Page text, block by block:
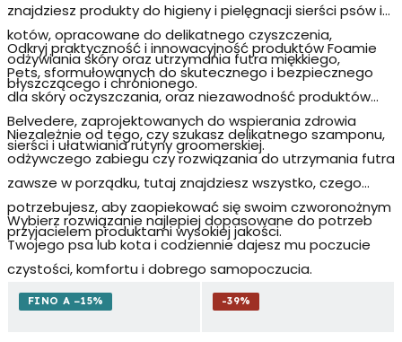
znajdziesz produkty do higieny i pielęgnacji sierści psów i
kotów, opracowane do delikatnego czyszczenia,
odżywiania skóry oraz utrzymania futra miękkiego,
błyszczącego i chronionego.
Odkryj praktyczność i innowacyjność produktówFoamie
Pets, sformułowanych do skutecznego i bezpiecznego
dla skóry oczyszczania, oraz niezawodność produktów
Belvedere, zaprojektowanych do wspierania zdrowia
sierści i ułatwiania rutyny groomerskiej.
Niezależnie od tego, czy szukasz delikatnego szamponu,
odżywczego zabiegu czy rozwiązania do utrzymania futra
zawsze w porządku, tutaj znajdziesz wszystko, czego
potrzebujesz, aby zaopiekować się swoim czworonożnym
przyjacielem produktami wysokiej jakości.
Wybierz rozwiązanie najlepiej dopasowane do potrzeb
Twojego psa lub kota i codziennie dajesz mu poczucie
czystości, komfortu i dobrego samopoczucia.
FINO A −15% -39%